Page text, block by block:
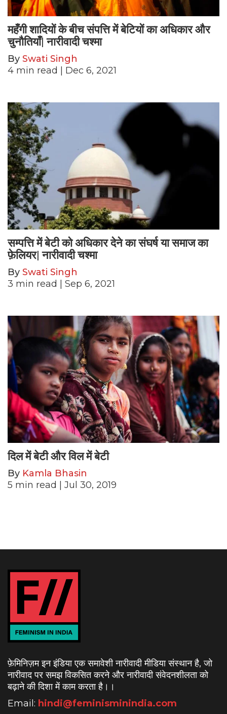
महँगी शादियों के बीच संपत्ति में बेटियों का अधिकार और
चुनौतियाँ| नारीवादी चश्मा
By Swati Singh
4 min read | Dec 6, 2021
सम्पत्ति में बेटी को अधिकार देने का संघर्ष या समाज का
फ़ेलियर| नारीवादी चश्मा
By Swati Singh
3 min read | Sep 6, 2021
दिल में बेटी और विल में बेटी
By Kamla Bhasin
5 min read | Jul 30, 2019
फ़ेमिनिज़म इन इंडिया एक समावेशी नारीवादी मीडिया संस्थान है, जो
नारीवाद पर समझ विकसित करने और नारीवादी संवेदनशीलता को
बढ़ाने की दिशा में काम करता है। ।
Email: hindi@feminisminindia.com